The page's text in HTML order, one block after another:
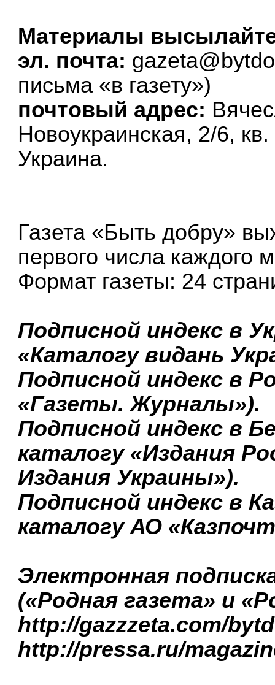
Материалы
эл. почта:
письма «в газету»)
почтовый адрес:
Новоукраинская, 2/6,
Украина.
Газета «Быть добру»
первого числа каждого
Формат газеты: 24
Подписной индекс в
«Каталогу видань
Подписной индекс в
«Газеты. Журналы»).
Подписной индекс в
каталогу «Издания
Издания Украины»).
Подписной индекс в
каталогу АО
Электронная
(«Родная газета» и
http://gazzzeta.com/
http://pressa.ru/